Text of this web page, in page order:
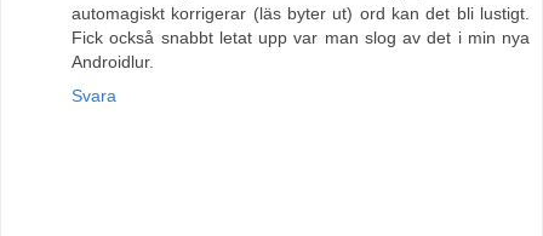
automagiskt korrigerar (läs byter ut) ord kan det bli lustigt.
Fick också snabbt letat upp var man slog av det i min nya
Androidlur.
Svara